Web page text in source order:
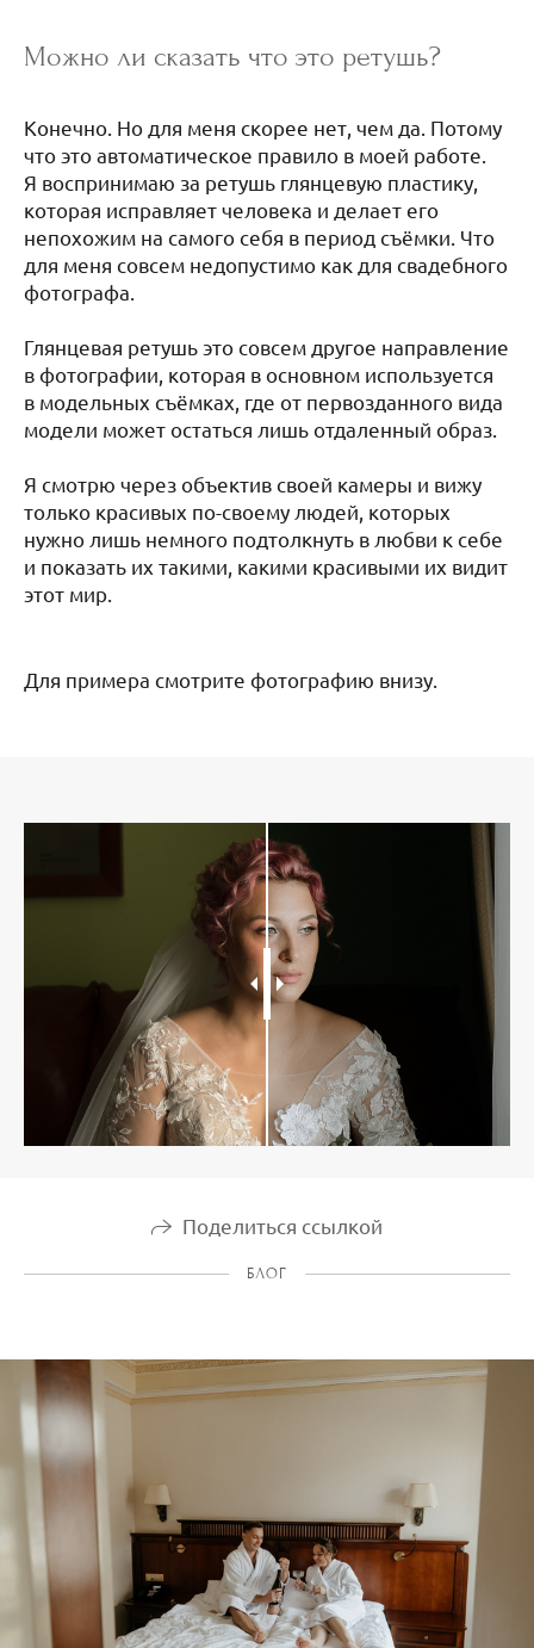
Можно ли сказать что это ретушь?
Конечно. Но для меня скорее нет, чем да. Потому
что это автоматическое правило в моей работе.
Я воспринимаю за ретушь глянцевую пластику,
которая исправляет человека и делает его
непохожим на самого себя в период съёмки. Что
для меня совсем недопустимо как для свадебного
фотографа.
Глянцевая ретушь это совсем другое направление
в фотографии, которая в основном используется
в модельных съёмках, где от первозданного вида
модели может остаться лишь отдаленный образ.
Я смотрю через объектив своей камеры и вижу
только красивых по-своему людей, которых
нужно лишь немного подтолкнуть в любви к себе
и показать их такими, какими красивыми их видит
этот мир.
Для примера смотрите фотографию внизу.
Поделиться ссылкой
БЛОГ